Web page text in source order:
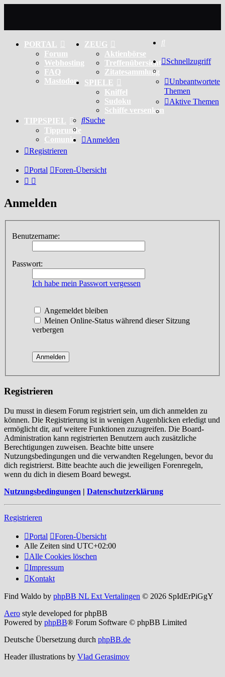
PORTAL
Forum
Webhosting
FAQ
Mastodon
ZEUG
Aktienbörse
Treffenübersicht
Zitatesammlung
SPIELE
Kniffel
Sudoku
Schiffe versenken
TIPPSPIEL
Tipprunde
Comunio
Schnellzugriff
Unbeantwortete
Themen
Aktive Themen
Suche
Anmelden
Registrieren
Portal Foren-Übersicht
Anmelden
Benutzername:
Passwort:
Ich habe mein Passwort vergessen
Angemeldet bleiben
Meinen Online-Status während dieser Sitzung
verbergen
Registrieren
Du musst in diesem Forum registriert sein, um dich anmelden zu
können. Die Registrierung ist in wenigen Augenblicken erledigt und
ermöglicht dir, auf weitere Funktionen zuzugreifen. Die Board-
Administration kann registrierten Benutzern auch zusätzliche
Berechtigungen zuweisen. Beachte bitte unsere
Nutzungsbedingungen und die verwandten Regelungen, bevor du
dich registrierst. Bitte beachte auch die jeweiligen Forenregeln,
wenn du dich in diesem Board bewegst.
Nutzungsbedingungen | Datenschutzerklärung
Registrieren
Portal
Foren-Übersicht
Alle Zeiten sind UTC+02:00
Alle Cookies löschen
Impressum
Kontakt
Find Waldo by phpBB NL Ext Vertalingen © 2026 SpIdErPiGgY
Aero style developed for phpBB
Powered by phpBB® Forum Software © phpBB Limited
Deutsche Übersetzung durch phpBB.de
Header illustrations by Vlad Gerasimov